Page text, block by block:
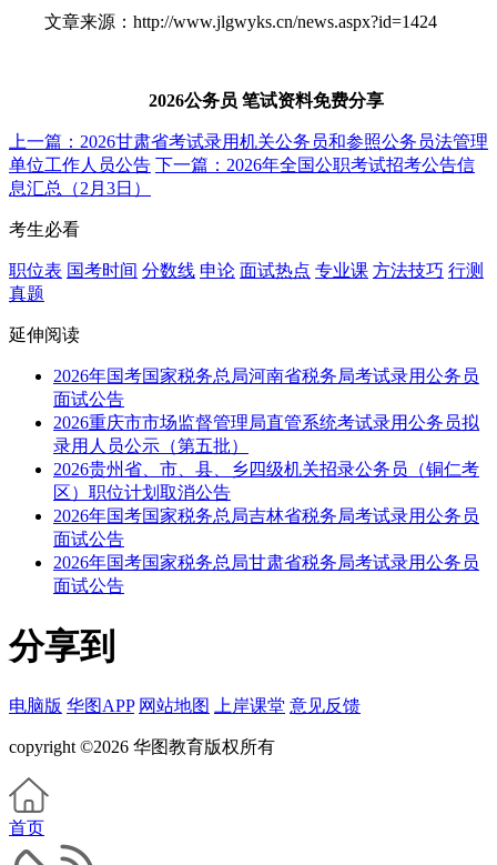
文章来源：http://www.jlgwyks.cn/news.aspx?id=1424
2026公务员 笔试资料免费分享
上一篇：2026甘肃省考试录用机关公务员和参照公务员法管理
单位工作人员公告 下一篇：2026年全国公职考试招考公告信
息汇总（2月3日）
考生必看
职位表 国考时间 分数线 申论 面试热点 专业课 方法技巧 行测
真题
延伸阅读
2026年国考国家税务总局河南省税务局考试录用公务员
面试公告
2026重庆市市场监督管理局直管系统考试录用公务员拟
录用人员公示（第五批）
2026贵州省、市、县、乡四级机关招录公务员（铜仁考
区）职位计划取消公告
2026年国考国家税务总局吉林省税务局考试录用公务员
面试公告
2026年国考国家税务总局甘肃省税务局考试录用公务员
面试公告
分享到
电脑版 华图APP 网站地图 上岸课堂 意见反馈
copyright ©2026 华图教育版权所有
首页